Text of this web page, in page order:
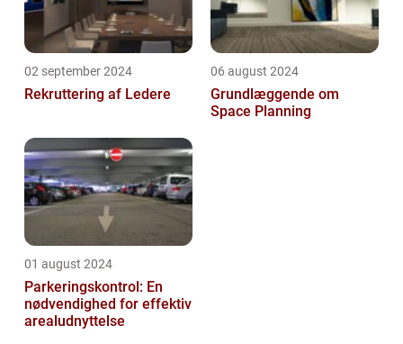
02 september 2024
Rekruttering af Ledere
06 august 2024
Grundlæggende om
Space Planning
01 august 2024
Parkeringskontrol: En
nødvendighed for effektiv
arealudnyttelse